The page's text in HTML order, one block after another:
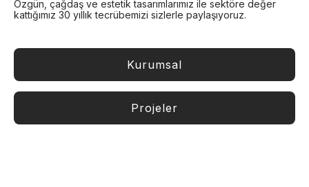
Özgün, çağdaş ve estetik tasarımlarımız ile sektöre değer
kattığımız 30 yıllık tecrübemizi sizlerle paylaşıyoruz.
Kurumsal
Projeler